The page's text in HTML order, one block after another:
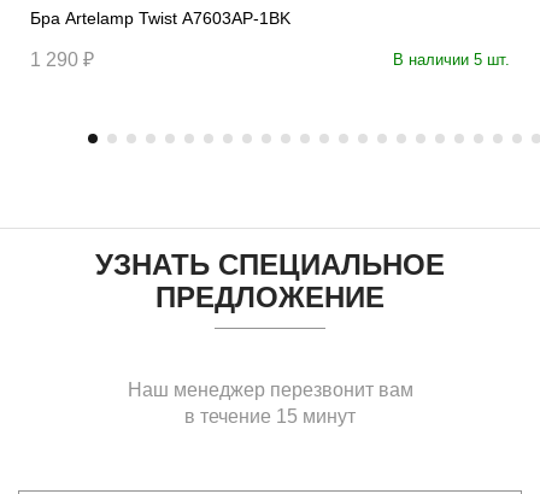
Бра Artelamp Twist A7603AP-1BK
1 290 ₽ В наличии 5 шт.
УЗНАТЬ СПЕЦИАЛЬНОЕ
ПРЕДЛОЖЕНИЕ
Наш менеджер перезвонит вам
в течение 15 минут